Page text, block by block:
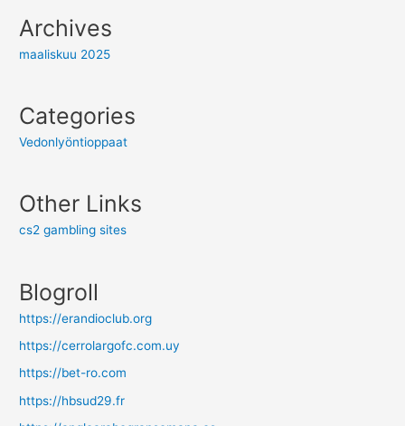
Archives
maaliskuu 2025
Categories
Vedonlyöntioppaat
Other Links
cs2 gambling sites
Blogroll
https://erandioclub.org
https://cerrolargofc.com.uy
https://bet-ro.com
https://hbsud29.fr